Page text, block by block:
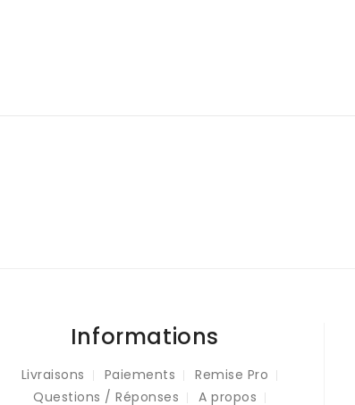
Informations
Livraisons Paiements
Remise Pro
Questions / Réponses
A propos